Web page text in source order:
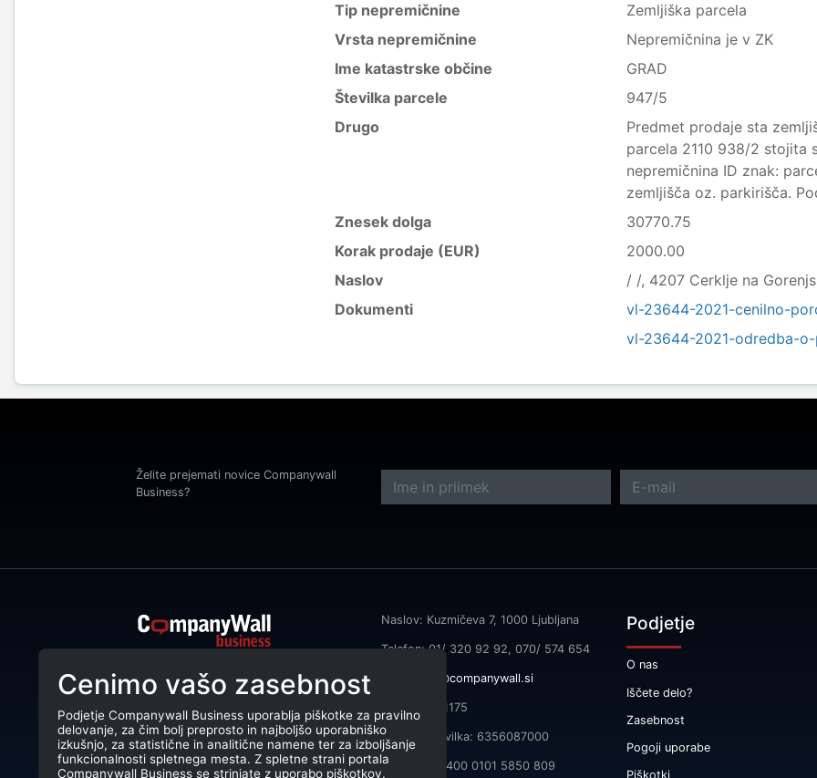
Tip nepremičnine
Zemljiška parcela
Vrsta nepremičnine
Nepremičnina je v ZK
Ime katastrske občine
GRAD
Številka parcele
947/5
Drugo
Predmet prodaje sta
parcela 2110 938/2 stojita
nepremičnina ID znak:
zemljišča oz. parkirišča.
Znesek dolga
30770.75
Korak prodaje (EUR)
2000.00
Naslov
/ /, 4207 Cerklje na
Dokumenti
vl-23644-2021-cenilno-
vl-23644-2021-odredba-
Želite prejemati novice Companywall
Business?
podjetjem pomaga izboljšati
poslovanje z iskanjem in povezovanjem
strank.
CompanyWall Business © 2026
Naslov: Kuzmičeva 7, 1000 Ljubljana
Telefon: 01/ 320 92 92, 070/ 574 654
info@companywall.si
DŠ: SI55591175
Matična številka: 6356087000
TRR: SI56 3400 0101 5850 809
Podjetje
O nas
Iščete delo?
Zasebnost
Pogoji uporabe
Piškotki
Cenimo vašo zasebnost
Podjetje Companywall Business uporablja piškotke za pravilno
delovanje, za čim bolj preprosto in najboljšo uporabniško
izkušnjo, za statistične in analitične namene ter za izboljšanje
funkcionalnosti spletnega mesta. Z spletne strani portala
Companywall Business se strinjate z uporabo piškotkov.